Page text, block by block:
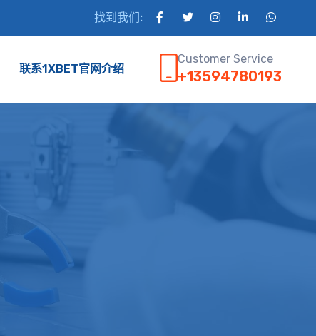
找到我们:
联系1XBET官网介绍
Customer Service
+13594780193